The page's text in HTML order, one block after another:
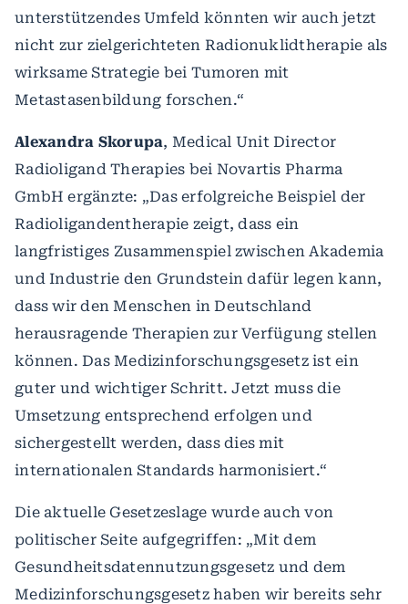
unterstützendes Umfeld könnten wir auch jetzt
nicht zur zielgerichteten Radionuklidtherapie als
wirksame Strategie bei Tumoren mit
Metastasenbildung forschen.“
Alexandra Skorupa, Medical Unit Director
Radioligand Therapies bei Novartis Pharma
GmbH ergänzte: „Das erfolgreiche Beispiel der
Radioligandentherapie zeigt, dass ein
langfristiges Zusammenspiel zwischen Akademia
und Industrie den Grundstein dafür legen kann,
dass wir den Menschen in Deutschland
herausragende Therapien zur Verfügung stellen
können. Das Medizinforschungsgesetz ist ein
guter und wichtiger Schritt. Jetzt muss die
Umsetzung entsprechend erfolgen und
sichergestellt werden, dass dies mit
internationalen Standards harmonisiert.“
Die aktuelle Gesetzeslage wurde auch von
politischer Seite aufgegriffen: „Mit dem
Gesundheitsdatennutzungsgesetz und dem
Medizinforschungsgesetz haben wir bereits sehr